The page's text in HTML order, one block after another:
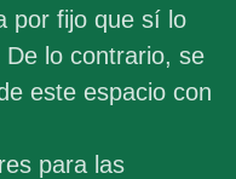
por fijo que sí lo
lo contrario, se
este espacio con
para las